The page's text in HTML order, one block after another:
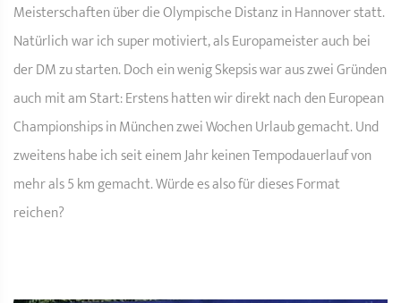
Meisterschaften über die Olympische Distanz in Hannover statt.
Natürlich war ich super motiviert, als Europameister auch bei
der DM zu starten. Doch ein wenig Skepsis war aus zwei Gründen
auch mit am Start: Erstens hatten wir direkt nach den European
Championships in München zwei Wochen Urlaub gemacht. Und
zweitens habe ich seit einem Jahr keinen Tempodauerlauf von
mehr als 5 km gemacht. Würde es also für dieses Format
reichen?